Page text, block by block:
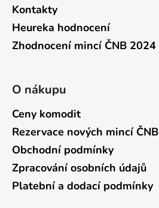
Kontakty
Heureka hodnocení
Zhodnocení mincí ČNB 2024
O nákupu
Ceny komodit
Rezervace nových mincí ČNB
Obchodní podmínky
Zpracování osobních údajů
Platební a dodací podmínky